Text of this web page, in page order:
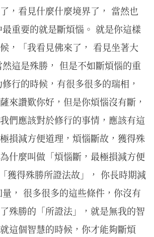
，看見什麼什麼境界了， 當然也
重要的就是斷煩惱。 就是你這樣
，「我看見佛來了， 看見坐著大
這是殊勝， 但是不如斷煩惱的重
行的時候，有很多很多的瑞相，
來讚歎你好，但是你煩惱沒有斷，
們應該對於修行的事情，應該有這
損減方便道理，煩惱斷故，獲得殊
什麼叫做「煩惱斷，最極損減方便
獲得殊勝所證法故」， 你長時期減
， 很多很多的這些條件，你沒有
殊勝的「所證法」，就是無我的智
這個智慧的時候，你才能夠斷煩